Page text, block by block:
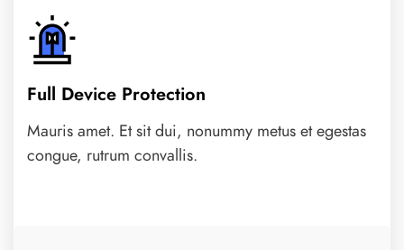
Full Device Protection
Mauris amet. Et sit dui, nonummy metus et egestas
congue, rutrum convallis.